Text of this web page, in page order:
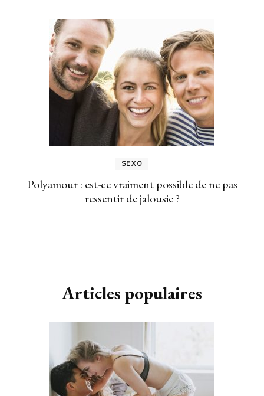
SEXO
Polyamour : est-ce vraiment possible de ne pas
ressentir de jalousie ?
Articles populaires